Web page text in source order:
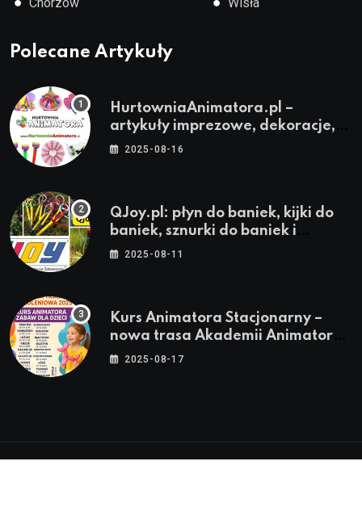
Polecane Artykuły
HurtowniaAnimatora.pl –
artykuły imprezowe, dekoracje,
stroje i akcesoria dla animatorów
2025-08-16
QJoy.pl: płyn do baniek, kijki do
baniek, sznurki do baniek i
zestawy do baniek
2025-08-11
Kurs Animatora Stacjonarny –
nowa trasa Akademii Animatora
– jesień 2025
2025-08-17